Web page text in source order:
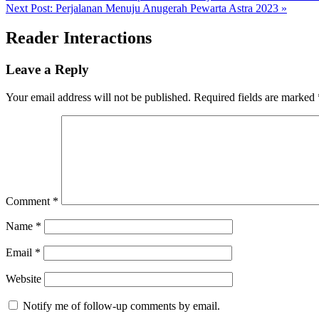
Next Post: Perjalanan Menuju Anugerah Pewarta Astra 2023 »
Reader Interactions
Leave a Reply
Your email address will not be published. Required fields are marked
Comment *
Name *
Email *
Website
Notify me of follow-up comments by email.